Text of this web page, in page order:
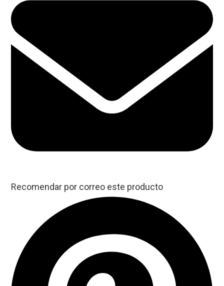
Recomendar por correo este producto